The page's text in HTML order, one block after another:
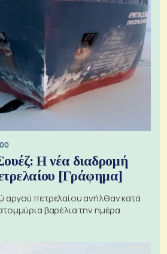
Η νέα διαδρομή
[Γράφημα]
αργού πετρελαίου ανήλθαν κατά
βαρέλια την ημέρα